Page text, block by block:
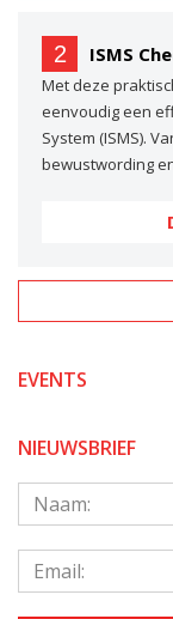
2 ISMS
Met deze
eenvoudig een
System (ISMS).
bewustwording
EVENTS
NIEUWSBRIEF